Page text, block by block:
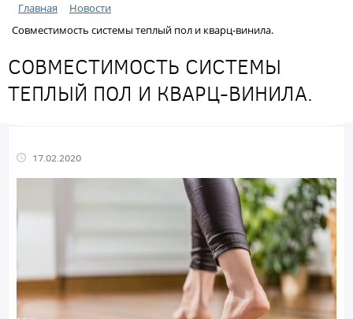
Главная
Новости
Совместимость системы теплый пол и кварц-винила.
СОВМЕСТИМОСТЬ СИСТЕМЫ
ТЕПЛЫЙ ПОЛ И КВАРЦ-ВИНИЛА.
17.02.2020